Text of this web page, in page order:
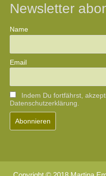
Newsletter
Name
Email
Indem Du fortfährst,
Datenschutzerklärung.